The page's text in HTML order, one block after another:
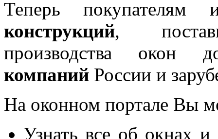
Теперь покупателям
конструкций,
производства окон
компаний России и
На оконном портале Вы
Узнать все об окнах и